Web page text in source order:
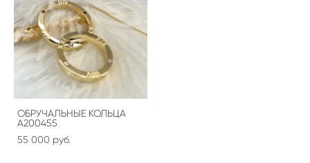
ОБРУЧАЛЬНЫЕ КОЛЬЦА
A200455
55 000 pуб.